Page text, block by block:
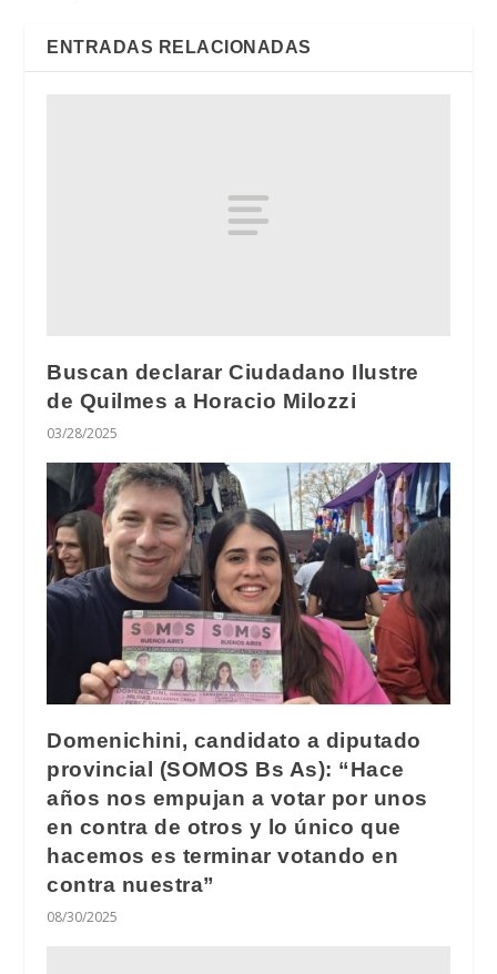
ENTRADAS RELACIONADAS
Buscan declarar Ciudadano Ilustre
de Quilmes a Horacio Milozzi
03/28/2025
Domenichini, candidato a diputado
provincial (SOMOS Bs As): “Hace
años nos empujan a votar por unos
en contra de otros y lo único que
hacemos es terminar votando en
contra nuestra”
08/30/2025